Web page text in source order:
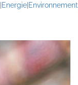
Energie Environnement